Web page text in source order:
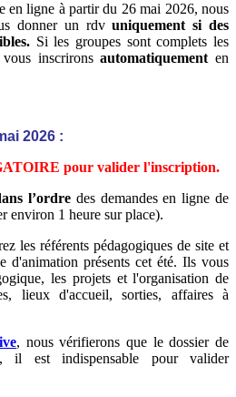
en ligne à partir du 26 mai 2026, nous
donner un rdvuniquement si des
Si les groupes sont complets les
vous inscrironsautomatiquement en
2026 :
pour valider l'inscription.
l’ordre des demandes en ligne de
environ 1 heure sur place).
les référents pédagogiques de site et
d'animation présents cet été. Ils vous
les projets et l'organisation de
lieux d'accueil, sorties, affaires à
, nous vérifierons que le dossier de
il est indispensable pour valider